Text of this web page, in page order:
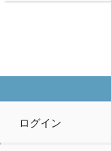
ログイン